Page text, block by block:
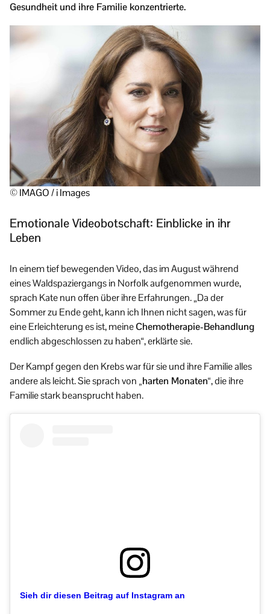
Gesundheit und ihre Familie konzentrierte.
© IMAGO / i Images
Emotionale Videobotschaft: Einblicke in ihr
Leben
In einem tief bewegenden Video, das im August während
eines Waldspaziergangs in Norfolk aufgenommen wurde,
sprach Kate nun offen über ihre Erfahrungen. „Da der
Sommer zu Ende geht, kann ich Ihnen nicht sagen, was für
eine Erleichterung es ist, meineChemotherapie-Behandlung
endlich abgeschlossen zu haben“, erklärte sie.
Der Kampf gegen den Krebs war für sie und ihre Familie alles
andere als leicht. Sie sprach von „harten Monaten“, die ihre
Familie stark beansprucht haben.
Sieh dir diesen Beitrag auf Instagram an